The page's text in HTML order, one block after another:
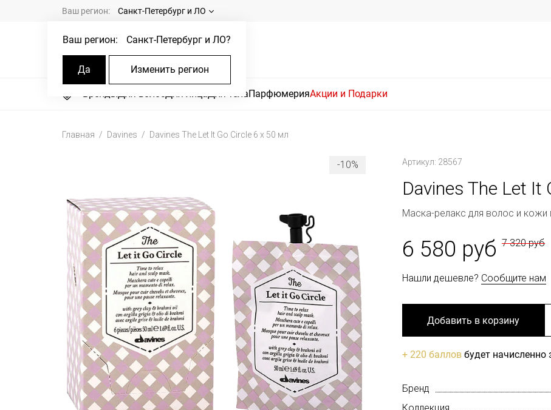
Ваш регион: Санкт-Петербург и ЛО
Ваш регион: Санкт-Петербург и ЛО?
Да Изменить регион
БрендыДля волосДля лицаДля телаПарфюмерияАкции и Подарки
Главная Davines Davines The Let It Go Circle 6 x 50 мл
-10% Артикул: 28567
Davines The Let It
Маска-релакс для волос и кожи
6 580 руб 7 320 руб
Нашли дешевле? Сообщите нам
Добавить в корзину
+ 220 баллов будет начисленно
Бренд